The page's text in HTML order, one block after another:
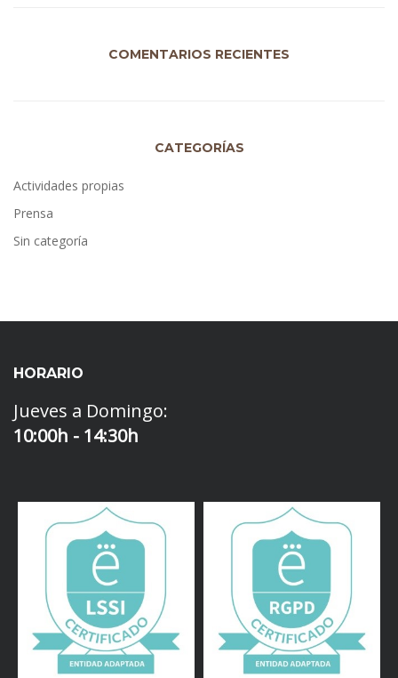
COMENTARIOS RECIENTES
CATEGORÍAS
Actividades propias
Prensa
Sin categoría
HORARIO
Jueves a Domingo:
10:00h - 14:30h